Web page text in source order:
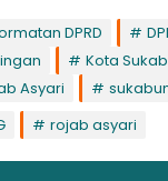
DPRD
Kota
Asyari
rojab asyari